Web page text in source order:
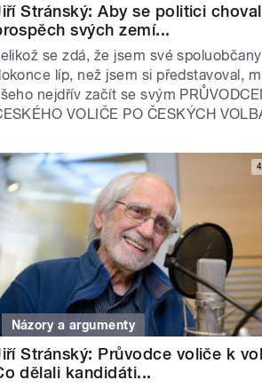
Stránský: Aby se politici
svých zemí...
se zdá, že jsem své
líp, než jsem si představoval,
nejdřív začít se svým
VOLIČE PO ČESKÝCH
Názory a argumenty
Stránský: Průvodce voliče k
dělali kandidáti...